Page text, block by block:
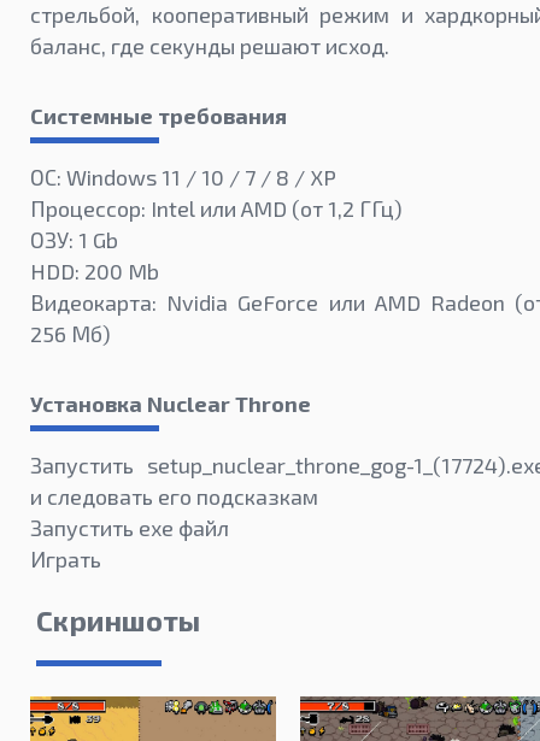
стрельбой, кооперативный режим и
баланс, где секунды решают исход.
Системные требования
ОС: Windows 11 / 10 / 7 / 8 / XP
Процессор: Intel или AMD (от 1,2 ГГц)
ОЗУ: 1 Gb
HDD: 200 Mb
Видеокарта: Nvidia GeForce или AMD Radeon
256 Мб)
Установка Nuclear Throne
Запустить setup_nuclear_throne_gog-
и следовать его подсказкам
Запустить exe файл
Играть
Скриншоты